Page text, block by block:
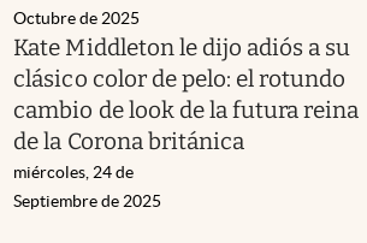
Octubre de 2025
Kate Middleton le dijo adiós a su
clásico color de pelo: el rotundo
cambio de look de la futura reina
de la Corona británica
miércoles, 24 de
Septiembre de 2025